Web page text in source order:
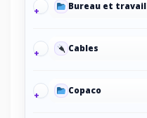
Bureau et travail
Cables
Copaco